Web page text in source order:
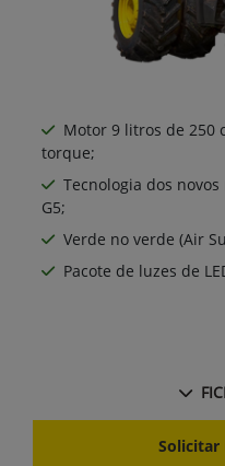
Motor 9 litros de 250
torque;
Tecnologia dos
G5;
Verde no verde (Air
Pacote de luzes de
Solicitar